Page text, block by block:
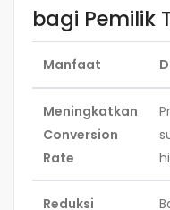
bagi Pemilik
Manfaat
Meningkatkan
Conversion
Rate
Reduksi